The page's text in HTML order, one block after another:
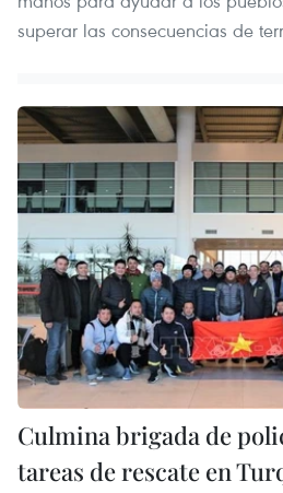
superar las consecuencias de
Culmina brigada de
tareas de rescate en